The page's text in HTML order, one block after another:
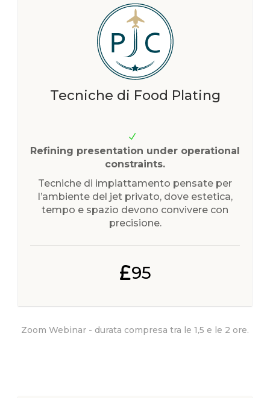
Tecniche di Food Plating
Refining presentation under operational
constraints.
Tecniche di impiattamento pensate per
l’ambiente del jet privato, dove estetica,
tempo e spazio devono convivere con
precisione.
95
Zoom Webinar - durata compresa tra le 1,5 e le 2 ore.